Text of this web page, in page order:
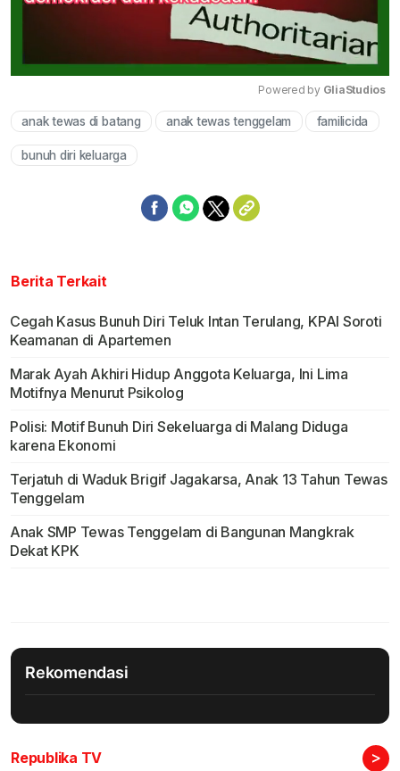
Mute
Powered by GliaStudios
anak tewas di batang anak tewas tenggelam familicida
bunuh diri keluarga
Berita Terkait
Cegah Kasus Bunuh Diri Teluk Intan Terulang, KPAI Soroti
Keamanan di Apartemen
Marak Ayah Akhiri Hidup Anggota Keluarga, Ini Lima
Motifnya Menurut Psikolog
Polisi: Motif Bunuh Diri Sekeluarga di Malang Diduga
karena Ekonomi
Terjatuh di Waduk Brigif Jagakarsa, Anak 13 Tahun Tewas
Tenggelam
Anak SMP Tewas Tenggelam di Bangunan Mangkrak
Dekat KPK
Rekomendasi
Republika TV >